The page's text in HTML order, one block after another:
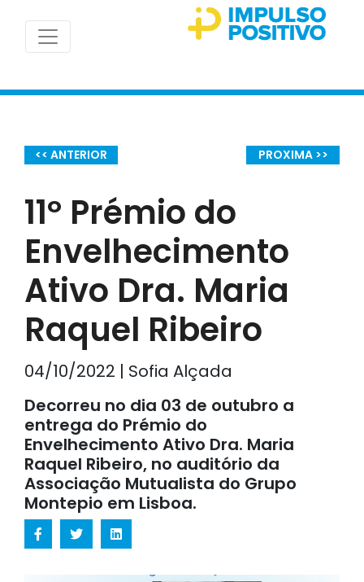
<< ANTERIOR PROXIMA >>
11º Prémio do
Envelhecimento
Ativo Dra. Maria
Raquel Ribeiro
04/10/2022 | Sofia Alçada
Decorreu no dia 03 de outubro a
entrega do Prémio do
Envelhecimento Ativo Dra. Maria
Raquel Ribeiro, no auditório da
Associação Mutualista do Grupo
Montepio em Lisboa.